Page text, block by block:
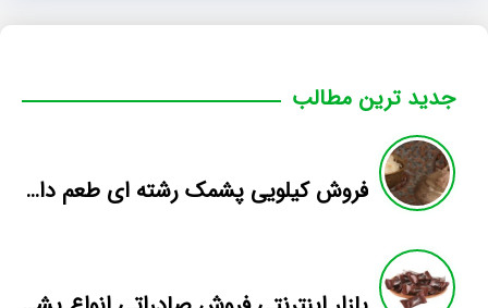
جدید ترین مطالب
فروش کیلویی پشمک رشته ای طعم دار میوه